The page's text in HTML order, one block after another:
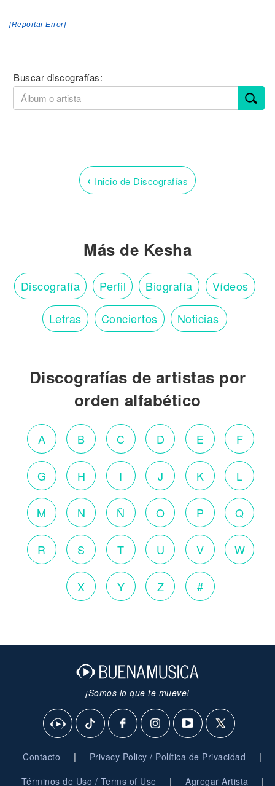
[Reportar Error]
Buscar discografías:
‹ Inicio de Discografías
Más de Kesha
Discografía Perfil Biografía Vídeos
Letras Conciertos Noticias
Discografías de artistas por
orden alfabético
A B C D E F
G H I J K L
M N Ñ O P Q
R S T U V W
X Y Z #
¡Somos lo que te mueve!
Contacto | Privacy Policy / Política de Privacidad |
Términos de Uso / Terms of Use | Agregar Artista |